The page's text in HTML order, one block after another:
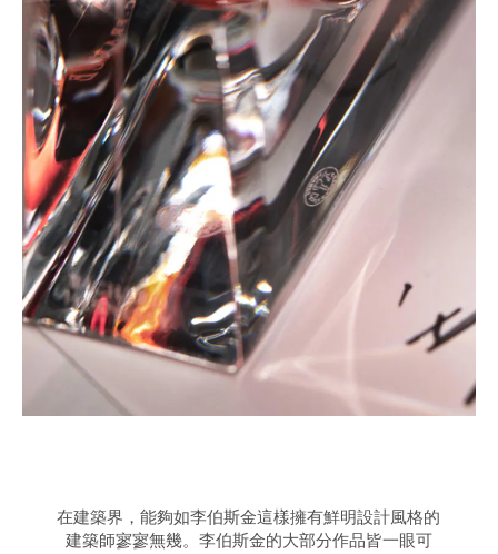
在建築界，能夠如李伯斯金這樣擁有鮮明設計風格的
建築師寥寥無幾。李伯斯金的大部分作品皆一眼可